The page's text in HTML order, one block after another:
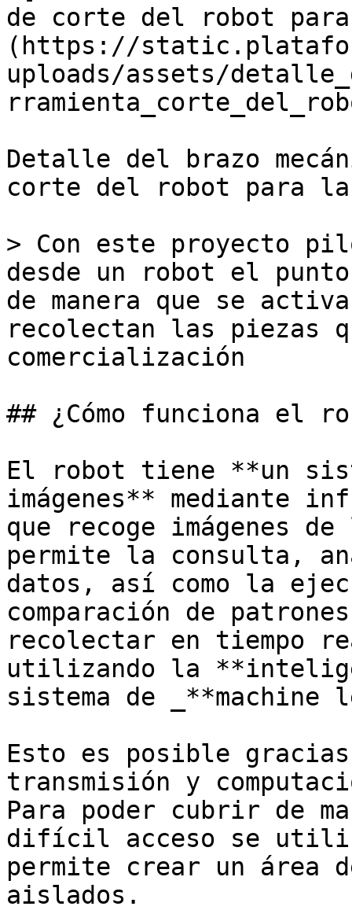
de corte del robot para
(https://
uploads/assets/
Detalle del brazo
corte del robot para la
> Con este proyecto
desde un robot el
de manera que se
recolectan las piezas
comercialización
## ¿Cómo funciona el
El robot tiene **un
imágenes** mediante
que recoge imágenes
permite la consulta,
datos, así como la
comparación de
recolectar en tiempo
utilizando la
sistema de
Esto es posible
transmisión y
Para poder cubrir de
difícil acceso se
permite crear un área
aislados.